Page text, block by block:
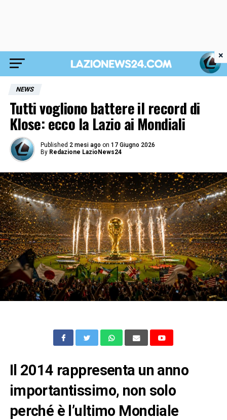
NEWS
Tutti vogliono battere il record di
Klose: ecco la Lazio ai Mondiali
Published 2 mesi ago on 17 Giugno 2026
By Redazione LazioNews24
Il 2014 rappresenta un anno
importantissimo, non solo
perché è l’ultimo Mondiale
×